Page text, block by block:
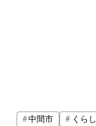
中間市 くらし